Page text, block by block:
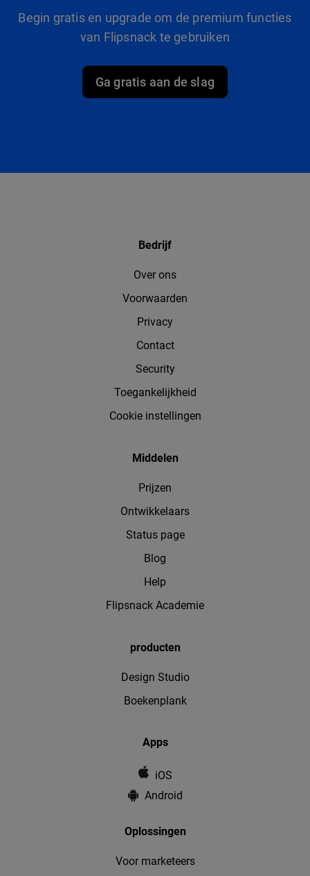
Begin gratis en upgrade om de premium functies
van Flipsnack te gebruiken
Ga gratis aan de slag
Bedrijf
Over ons
Voorwaarden
Privacy
Contact
Security
Toegankelijkheid
Cookie instellingen
Middelen
Prijzen
Ontwikkelaars
Status page
Blog
Help
Flipsnack Academie
producten
Design Studio
Boekenplank
Apps
iOS
Android
Oplossingen
Voor marketeers